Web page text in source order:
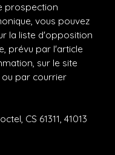
prospection
vous pouvez
la liste d'opposition
prévu par l'article
sur le site
par courrier
CS 61311, 41013